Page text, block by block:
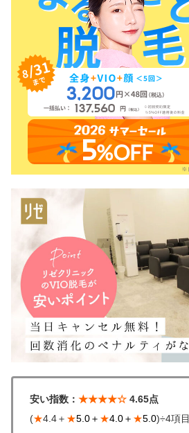
安い指数： ★★★★☆ 4.65点
(★4.4＋ ★5.0＋ ★4.0＋ ★5.0)÷4項目